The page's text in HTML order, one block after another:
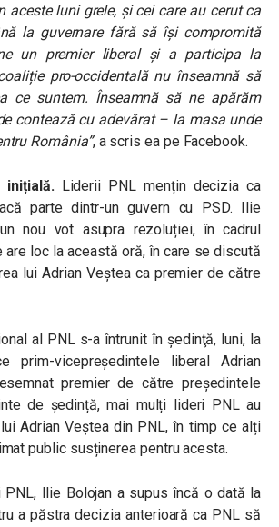
aceste luni grele, și cei care au cerut ca
la guvernare fără să își compromită
un premier liberal și a participa la
pro-occidentală nu înseamnă să
ce suntem. Înseamnă să ne apărăm
contează cu adevărat – la masa unde
România”, a scris ea pe Facebook.
Liderii PNL mențin decizia ca
parte dintr-un guvern cu PSD. Ilie
nou vot asupra rezoluției, în cadrul
are loc la această oră, în care se discută
lui Adrian Veștea ca premier de către
al PNL s-a întrunit în şedinţă, luni, la
prim-vicepreşedintele liberal Adrian
premier de către preşedintele
de ședință, mai mulți lideri PNL au
Adrian Veștea din PNL, în timp ce alți
public susținerea pentru acesta.
Ilie Bolojan a supus încă o dată la
a păstra decizia anterioară ca PNL să